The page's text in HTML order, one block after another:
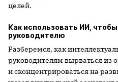
целей.
Как использовать ИИ,
руководителю
Разберемся, как
руководителям вырваться из
и сконцентрироваться на